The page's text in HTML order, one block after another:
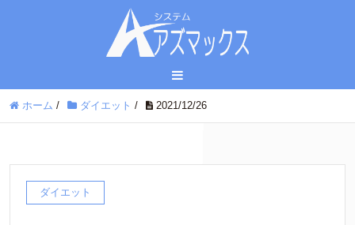
ホーム / ダイエット / 2021/12/26
ダイエット